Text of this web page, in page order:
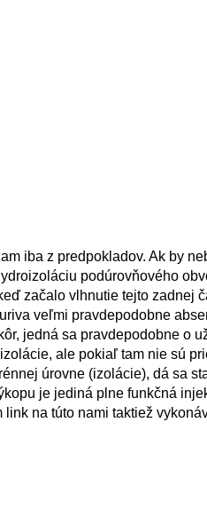
iba z predpokladov. Ak by
podúrovňového
začalo vlhnutie tejto zadnej
veľmi pravdepodobne
jedná sa pravdepodobne o
ale pokiaľ tam nie sú
úrovne (izolácie), dá sa
je jediná plne funkčná
na túto nami taktiež